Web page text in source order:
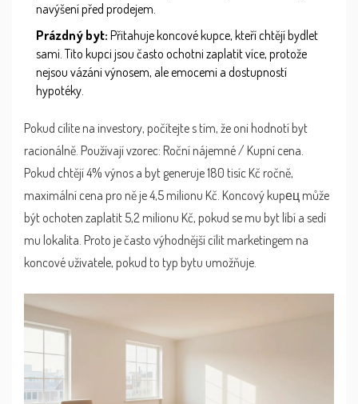
navýšení před prodejem.
Prázdný byt: Přitahuje koncové kupce, kteří chtějí bydlet
sami. Tito kupci jsou často ochotni zaplatit více, protože
nejsou vázáni výnosem, ale emocemi a dostupností
hypotéky.
Pokud cílíte na investory, počítejte s tím, že oni hodnotí byt
racionálně. Používají vzorec: Roční nájemné / Kupní cena.
Pokud chtějí 4% výnos a byt generuje 180 tisíc Kč ročně,
maximální cena pro ně je 4,5 milionu Kč. Koncový kupец může
být ochoten zaplatit 5,2 milionu Kč, pokud se mu byt líbí a sedí
mu lokalita. Proto je často výhodnější cílit marketingem na
koncové uživatele, pokud to typ bytu umožňuje.